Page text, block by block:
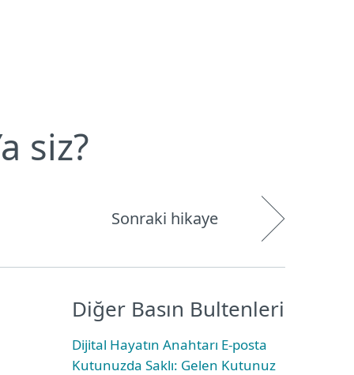
siz?
Sonraki hikaye
Diğer Basın Bultenleri
Dijital Hayatın Anahtarı E-posta
Kutunuzda Saklı: Gelen Kutunuz